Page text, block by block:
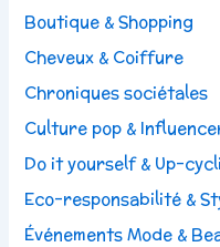
Boutique & Shopping
Cheveux & Coiffure
Chroniques sociétales
Culture pop &
Do it yourself & Up-
Eco-responsabilité &
Événements Mode &